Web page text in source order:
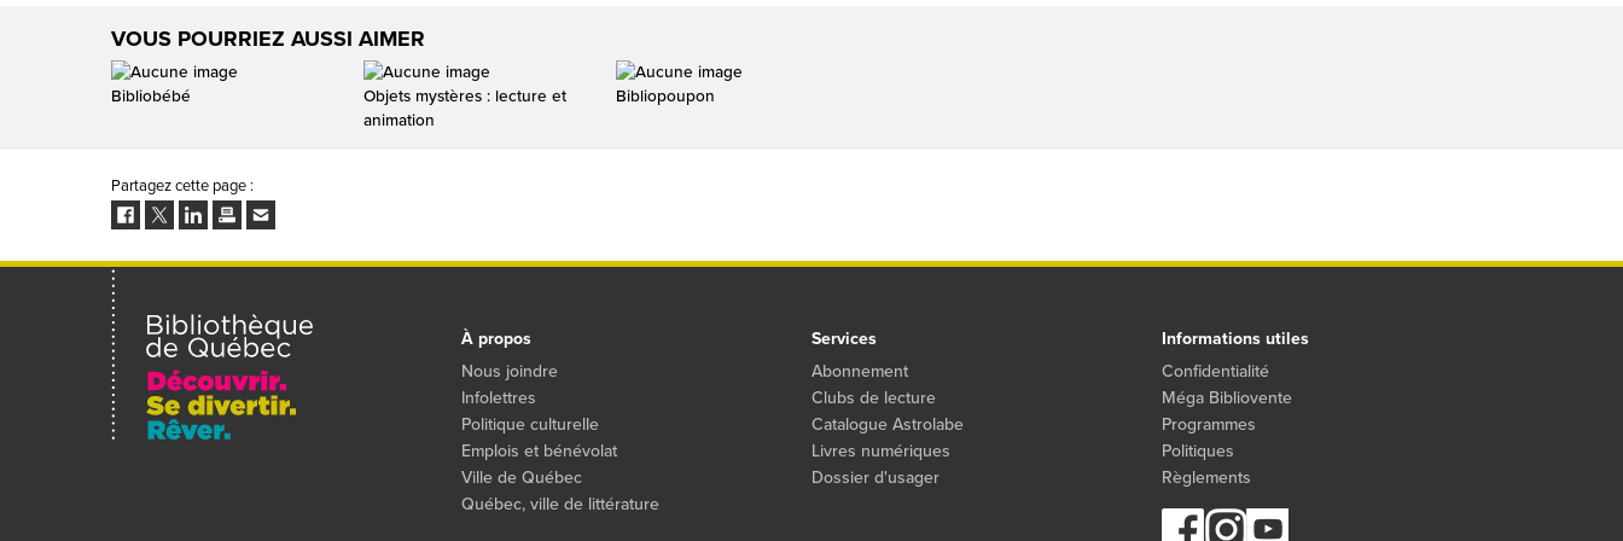
VOUS POURRIEZ AUSSI AIMER
Bibliobébé
Objets mystères : lecture et
animation
Bibliopoupon
Partagez cette page :
Facebook
TwitterLinkedInImprimerEnvoyer
un
À propos
Nous joindre
Infolettres
Politique culturelle
Emplois et bénévolat
Ville de Québec
Québec, ville de littérature
Services
Abonnement
Clubs de lecture
Catalogue Astrolabe
Livres numériques
Dossier d'usager
Informations utiles
Confidentialité
Méga Bibliovente
Programmes
Politiques
Règlements